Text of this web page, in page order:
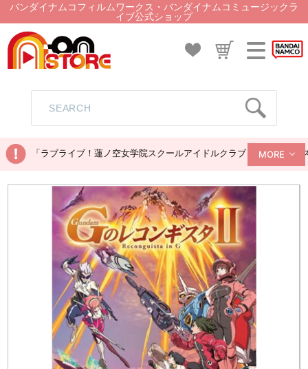
バンダイナムコフィルムワークス・バンダイナムコミュージックラ
イブ公式ショップ
「ラブライブ！蓮ノ空女学院スクールアイドルクラブ ぬいぐるみ
MORE